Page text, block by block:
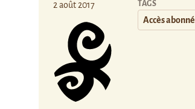
2 août 2017 TAGS
Accès abonné